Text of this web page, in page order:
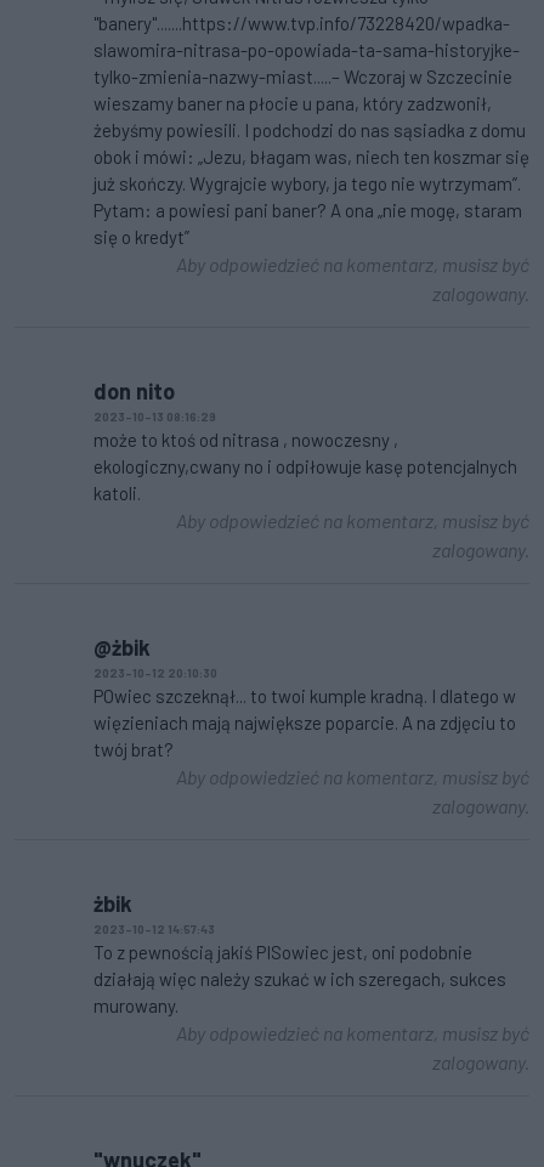
"banery".......https://www.tvp.info/73228420/wpadka-
slawomira-nitrasa-po-opowiada-ta-sama-historyjke-
tylko-zmienia-nazwy-miast.....– Wczoraj w Szczecinie
wieszamy baner na płocie u pana, który zadzwonił,
żebyśmy powiesili. I podchodzi do nas sąsiadka z domu
obok i mówi: „Jezu, błagam was, niech ten koszmar się
już skończy. Wygrajcie wybory, ja tego nie wytrzymam”.
Pytam: a powiesi pani baner? A ona „nie mogę, staram
się o kredyt”
Aby odpowiedzieć na komentarz, musisz być
zalogowany.
don nito
2023-10-13 08:16:29
może to ktoś od nitrasa , nowoczesny ,
ekologiczny,cwany no i odpiłowuje kasę potencjalnych
katoli.
Aby odpowiedzieć na komentarz, musisz być
zalogowany.
@żbik
2023-10-12 20:10:30
POwiec szczeknął... to twoi kumple kradną. I dlatego w
więzieniach mają największe poparcie. A na zdjęciu to
twój brat?
Aby odpowiedzieć na komentarz, musisz być
zalogowany.
żbik
2023-10-12 14:57:43
To z pewnością jakiś PISowiec jest, oni podobnie
działają więc należy szukać w ich szeregach, sukces
murowany.
Aby odpowiedzieć na komentarz, musisz być
zalogowany.
"wnuczek"